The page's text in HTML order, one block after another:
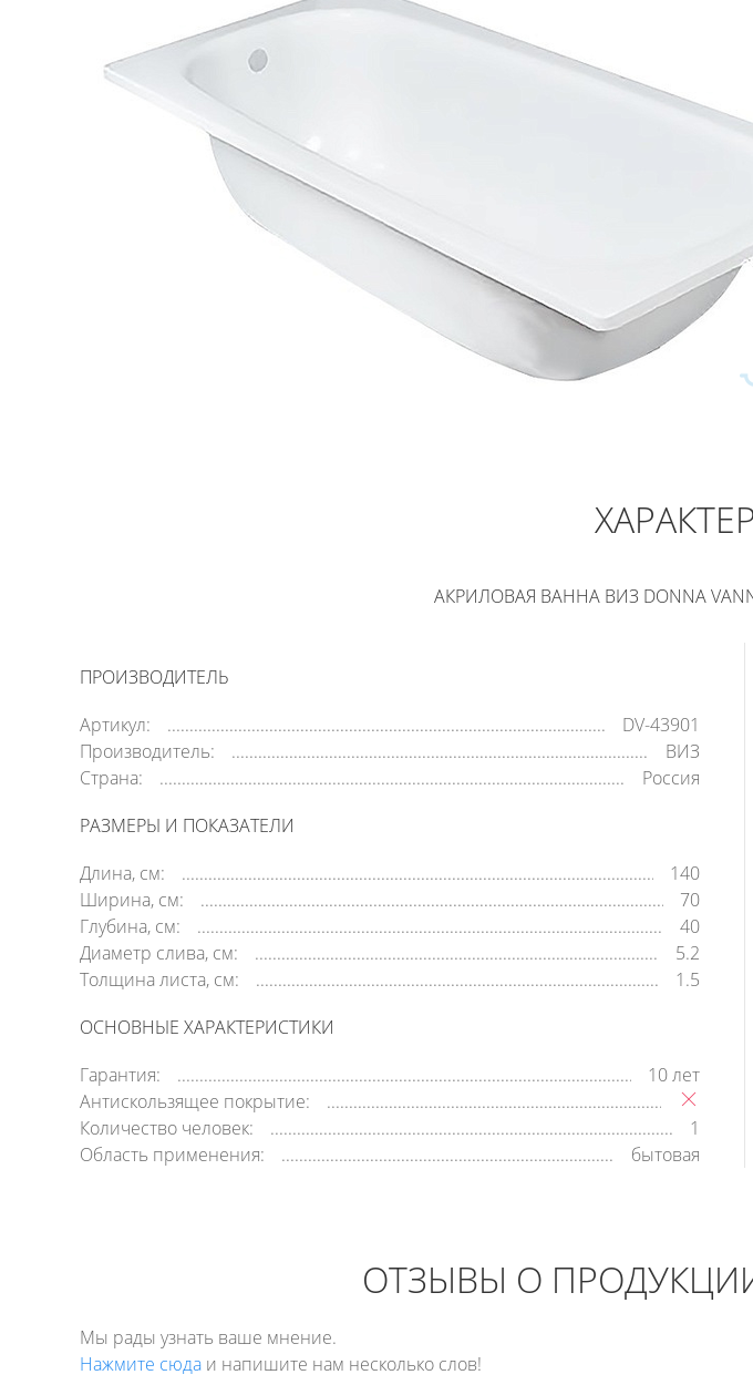
РУБ
АКРИЛОВАЯ ВАННА ВИЗ DONNA
ПРОИЗВОДИТЕЛЬ
Артикул:
DV-43901
Производитель:
ВИЗ
Страна:
Россия
РАЗМЕРЫ И ПОКАЗАТЕЛИ
Длина, см:
140
Ширина, см:
70
Глубина, см:
40
Диаметр слива, см:
5.2
Толщина листа, см:
1.5
ОСНОВНЫЕ ХАРАКТЕРИСТИКИ
Гарантия:
10 лет
Антискользящее покрытие:
Количество человек:
1
Область применения:
бытовая
ОТЗЫВЫ О ПРОДУКЦИИ
Мы рады узнать ваше мнение.
Нажмите сюда и напишите нам несколько слов!